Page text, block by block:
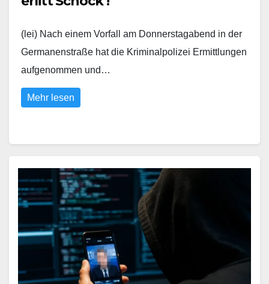
(lei) Nach einem Vorfall am Donnerstagabend in der
Germanenstraße hat die Kriminalpolizei Ermittlungen
aufgenommen und…
Mehr lesen